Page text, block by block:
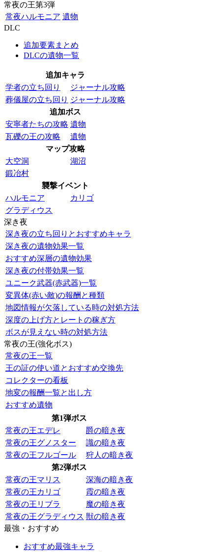
常夜の王第3弾
常夜ハルモニア 遺物
DLC
追加要素まとめ
DLCの遺物一覧
追加キャラ
学者の立ち回り
ジャーナル攻略
葬儀屋の立ち回り ジャーナル攻略
追加ボス
安寧者たちの攻略 遺物
瓦礫の王の攻略
遺物
マップ攻略
大空洞
湖沼
鍛冶村
襲撃イベント
ハルモニア
カリゴ
グラディウス
深き夜
深き夜の立ち回りとおすすめキャラ
深き夜の遺物効果一覧
おすすめ深層の遺物効果
深き夜の付帯効果一覧
ユニーク武器(赤武器)一覧
変異体(赤い敵)の報酬と種類
地図情報が欠落している時の対処方法
深度の上げ方とレートの稼ぎ方
ボスが見えない時の対処方法
常夜の王(強化ボス)
常夜の王一覧
王の証の使い道とおすすめ交換先
コレクターの看板
地変の報酬一覧と出し方
おすすめ遺物
第1弾ボス
常夜の王エデレ
爵の暗き夜
常夜の王グノスター
識の暗き夜
常夜の王フルゴール
狩人の暗き夜
第2弾ボス
常夜の王マリス
深海の暗き夜
常夜の王カリゴ
霞の暗き夜
常夜の王リブラ
魔の暗き夜
常夜の王グラディウス 獣の暗き夜
最強・おすすめ
おすすめ最強キャラ